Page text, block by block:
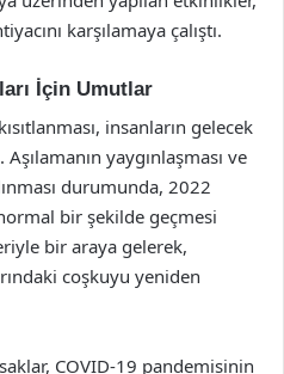
karşılamaya çalıştı.
İçin Umutlar
insanların gelecek
Aşılamanın yaygınlaşması ve
durumunda, 2022
bir şekilde geçmesi
bir araya gelerek,
coşkuyu yeniden
COVID-19 pandemisinin